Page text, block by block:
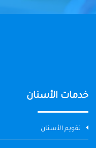
خدمات الأسنان
تقويم الأسنان